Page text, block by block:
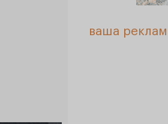
ваша